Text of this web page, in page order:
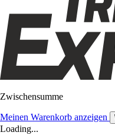
Zwischensumme
Meinen Warenkorb anzeigen
Loading...